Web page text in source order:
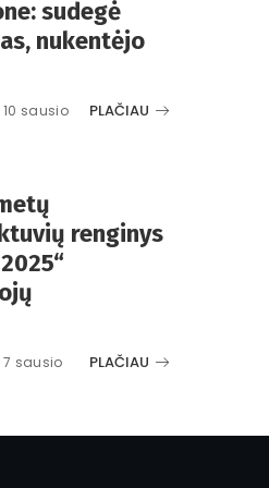
sudegė
nukentėjo
10 sausio PLAČIAU
renginys
7 sausio PLAČIAU